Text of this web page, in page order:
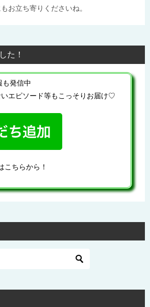
お立ち寄りくださいね。
た！
も発信中
エピソード等もこっそりお届け♡
こちらから！